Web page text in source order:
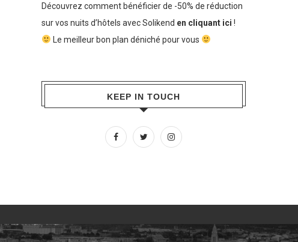
Découvrez comment bénéficier de -50% de réduction
sur vos nuits d’hôtels avec Solikend en cliquant ici !
Le meilleur bon plan déniché pour vous
KEEP IN TOUCH